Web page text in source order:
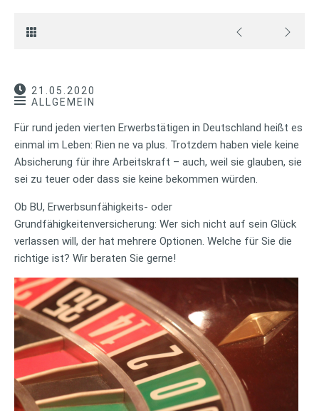
21.05.2020
ALLGEMEIN
Für rund jeden vierten Erwerbstätigen in Deutschland heißt es
einmal im Leben: Rien ne va plus. Trotzdem haben viele keine
Absicherung für ihre Arbeitskraft – auch, weil sie glauben, sie
sei zu teuer oder dass sie keine bekommen würden.
Ob BU, Erwerbsunfähigkeits- oder
Grundfähigkeitenversicherung: Wer sich nicht auf sein Glück
verlassen will, der hat mehrere Optionen. Welche für Sie die
richtige ist? Wir beraten Sie gerne!